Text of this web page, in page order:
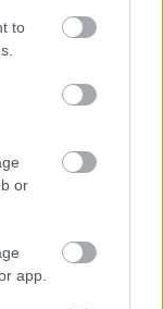
to
or
app.
ezért Roberts
mutatják meg a
amíg közelebb
kapunk majd
abban, hogy
a megfelelő